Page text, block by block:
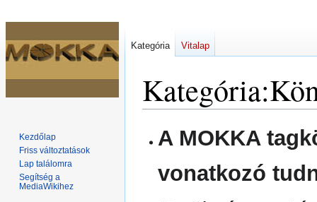
Kategória:
Ugrás
UgrásA MOKKA
vonatkozó
Kategória Vitalap
Kezdőlap
Friss változtatások
Lap találomra
Segítség a
MediaWikihez